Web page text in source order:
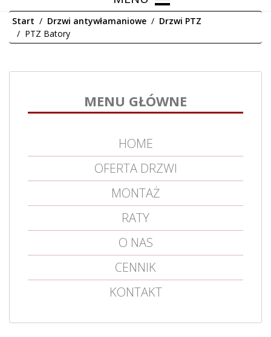
Start Drzwi antywłamaniowe
Drzwi PTZ
PTZ Batory
MENU GŁÓWNE
HOME
OFERTA DRZWI
MONTAŻ
RATY
O NAS
CENNIK
KONTAKT